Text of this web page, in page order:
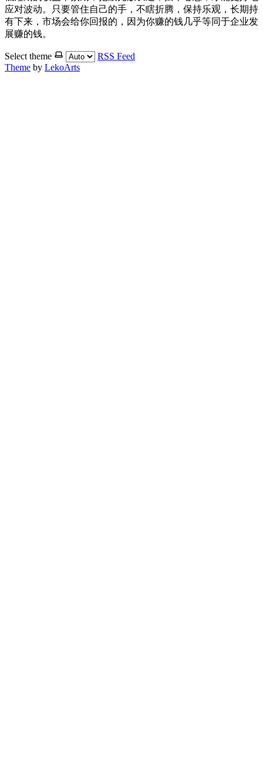
应对波动。只要管住自己的手，不瞎折腾，保持乐观，长期持
有下来，市场会给你回报的，因为你赚的钱几乎等同于企业发
展赚的钱。
Select theme
RSS Feed
Theme by LekoArts